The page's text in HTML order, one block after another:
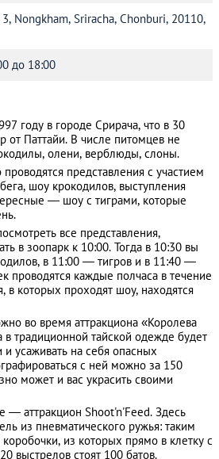
Nongkham, Sriracha, Chonburi, 20110,
до 18:00
году в городе Срирача, что в 30
от Паттайи. В числе питомцев не
олени, верблюды, слоны.
представления с участием
шоу крокодилов, выступления
— шоу с тиграми, которые
все представления,
в зоопарк к 10:00. Тогда в 10:30 вы
в 11:00 — тигров и в 11:40 —
проводятся каждые полчаса в течение
в которых проходят шоу, находятся
во время аттракциона «Королева
традиционной тайской одежде будет
и усаживать на себя опасных
с ней можно за 150
может и вас украсить своими
— аттракцион Shoot'n'Feed. Здесь
из пневматического ружья: таким
из которых прямо в клетку с
выстрелов стоят 100 батов.